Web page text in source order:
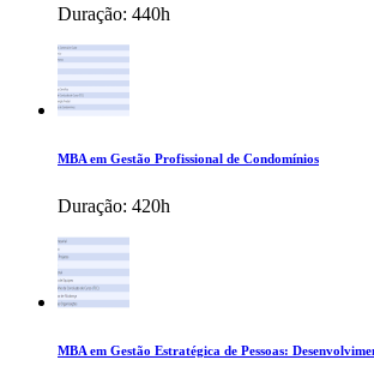
Duração: 440h
MBA em Gestão Profissional de Condomínios
Duração: 420h
MBA em Gestão Estratégica de Pessoas: